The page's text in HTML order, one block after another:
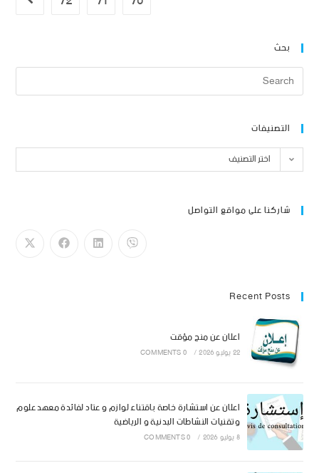
بحث
التصنيفات
اختر التصنيف
شاركنا على مواقع التواصل
Recent Posts
اعلان عن منح مؤقت
22 يوليو 2026 /
0 COMMENTS
اعلان عن استشارة خاصة باقتناء لوازم و عتاد لفائدة معهد علوم
وتقنيات النشاطات البدنية و الرياضية
8 يوليو 2026 /
0 COMMENTS